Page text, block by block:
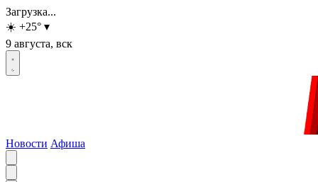
Загрузка...
☀️ +25° ▾
9 августа, вск
Новости Афиша